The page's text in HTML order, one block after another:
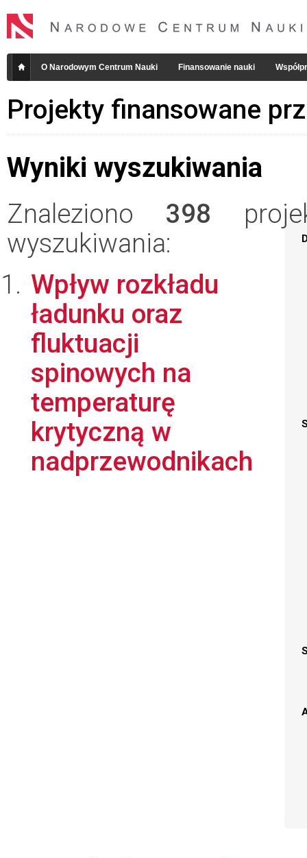
O Narodowym Centrum Nauki Finansowanie nauki
Projekty finansowane
Wyniki wyszukiwania
Znaleziono 398
wyszukiwania:
Wpływ rozkładu
ładunku oraz
fluktuacji
spinowych na
temperaturę
krytyczną w
nadprzewodnikach